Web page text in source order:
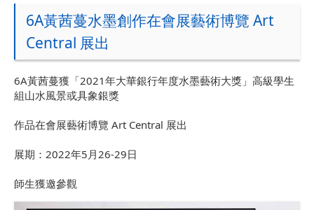
6A黃茜蔓水墨創作在會展藝術博覽 Art
Central 展出
6A黃茜蔓獲「2021年大華銀行年度水墨藝術大獎」高級學生
組山水風景或具象銀獎
作品在會展藝術博覽 Art Central 展出
展期：2022年5月26-29日
師生獲邀參觀